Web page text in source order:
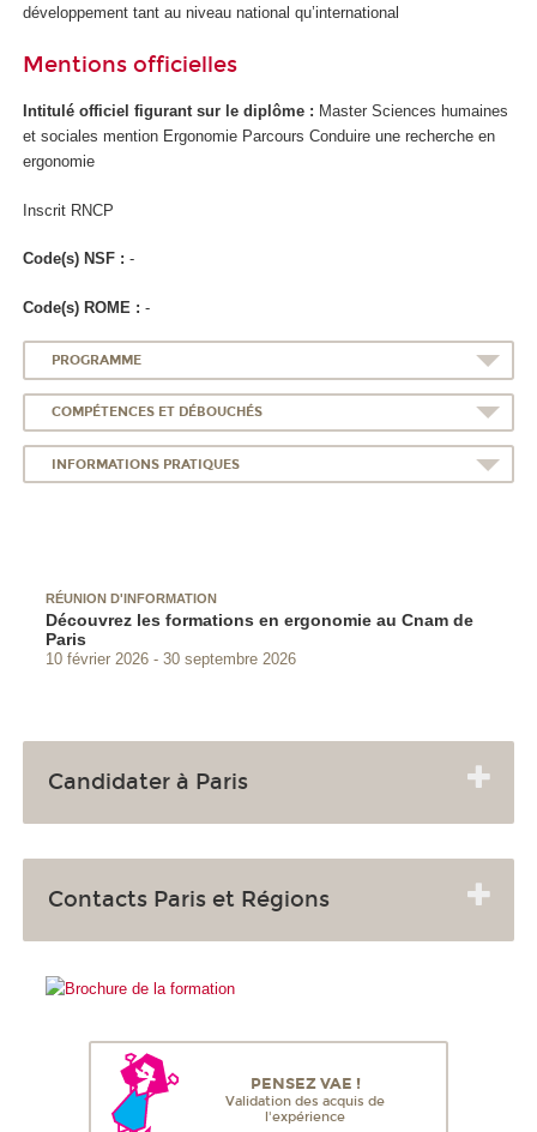
développement tant au niveau national qu’international
Mentions officielles
Intitulé officiel figurant sur le diplôme : Master Sciences humaines
et sociales mention Ergonomie Parcours Conduire une recherche en
ergonomie
Inscrit RNCP
Code(s) NSF : -
Code(s) ROME : -
PROGRAMME
COMPÉTENCES ET DÉBOUCHÉS
INFORMATIONS PRATIQUES
RÉUNION D'INFORMATION
Découvrez les formations en ergonomie au Cnam de
Paris
10 février 2026 30 septembre 2026
Candidater à Paris
Contacts Paris et Régions
PENSEZ VAE !
Validation des acquis de
l'expérience